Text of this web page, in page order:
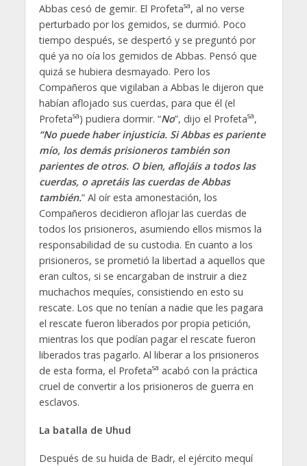
Abbas cesó de gemir. El Profetasa, al no verse
perturbado por los gemidos, se durmió. Poco
tiempo después, se despertó y se preguntó por
qué ya no oía los gemidos de Abbas. Pensó que
quizá se hubiera desmayado. Pero los
Compañeros que vigilaban a Abbas le dijeron que
habían aflojado sus cuerdas, para que él (el
Profetasa) pudiera dormir. “No”, dijo el Profetasa,
“No puede haber injusticia. Si Abbas es pariente
mío, los demás prisioneros también son
parientes de otros. O bien, aflojáis a todos las
cuerdas, o apretáis las cuerdas de Abbas
también.” Al oír esta amonestación, los
Compañeros decidieron aflojar las cuerdas de
todos los prisioneros, asumiendo ellos mismos la
responsabilidad de su custodia. En cuanto a los
prisioneros, se prometió la libertad a aquellos que
eran cultos, si se encargaban de instruir a diez
muchachos mequíes, consistiendo en esto su
rescate. Los que no tenían a nadie que les pagara
el rescate fueron liberados por propia petición,
mientras los que podían pagar el rescate fueron
liberados tras pagarlo. Al liberar a los prisioneros
de esta forma, el Profetasa acabó con la práctica
cruel de convertir a los prisioneros de guerra en
esclavos.
La batalla de Uhud
Después de su huida de Badr, el ejército mequí